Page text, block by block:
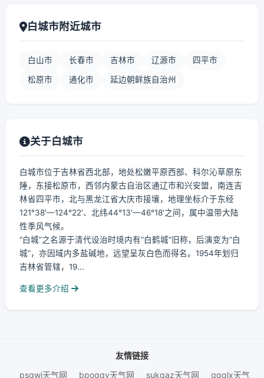
白城市附近城市
白山市 长春市 吉林市 辽源市 四平市
松原市 通化市 延边朝鲜族自治州
关于白城市
白城市位于吉林省西北部，地处松嫩平原西部、科尔沁草原东
陲，东接松原市，西邻内蒙古自治区通辽市和兴安盟，南连吉
林省四平市，北与黑龙江省大庆市接壤，地理坐标介于东经
121°38′—124°22′、北纬44°13′—46°18′之间，属中温带大陆
性季风气候。
“白城”之名源于清代设治时境内有“白鹤城”旧称，后演变为“白
城”，亦因域内多盐碱地，远望呈灰白色而得名。1954年划归
吉林省管辖，19...
查看更多介绍
友情链接
psqwj天气网
bpoqqv天气网 sukqaz天气网 gqqlx天气